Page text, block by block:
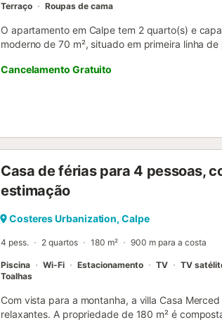
Terraço Roupas de cama
O apartamento em Calpe tem 2 quarto(s) e
moderno de 70 m², situado em primeira linha
cidade, a 100 km do aeroporto "EL ALTET -
e junto ao mar. Dispõe de elevador, terraço,
comunitária e televisão. A cozinha americana,
ondas, congelador, máquina de lavar roupa,
Cancelamento Gratuito
Casa de férias para 4 pessoas,
estimação
Costeres Urbanization, Calpe
4 pess. 2 quartos 180 m² 900 m para a costa
Piscina Wi-Fi Estacionamento TV TV
Toalhas
Com vista para a montanha, a villa Casa
relaxantes. A propriedade de 180 m² é